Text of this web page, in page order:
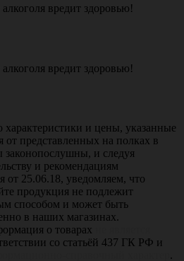
вредит здоровью!
вредит здоровью!
и цены, указанные
от представленных на полках в
и следуя
и рекомендациям
от 25.06.18, уведомляем, что
продукция не подлежит
способом и может быть
в наших магазинах.
о товарах
со статьёй 437 ГК РФ и
.